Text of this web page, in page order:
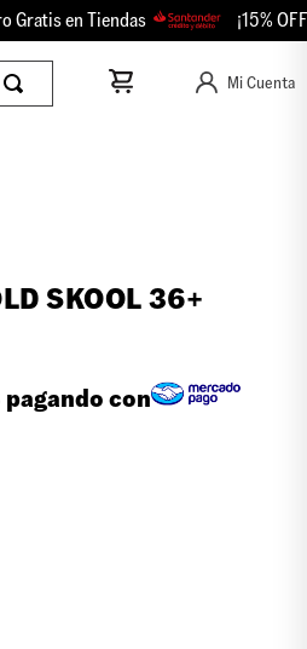
en Tiendas ¡15% OFF con
Mi Cuenta
SKOOL 36+
pagando con